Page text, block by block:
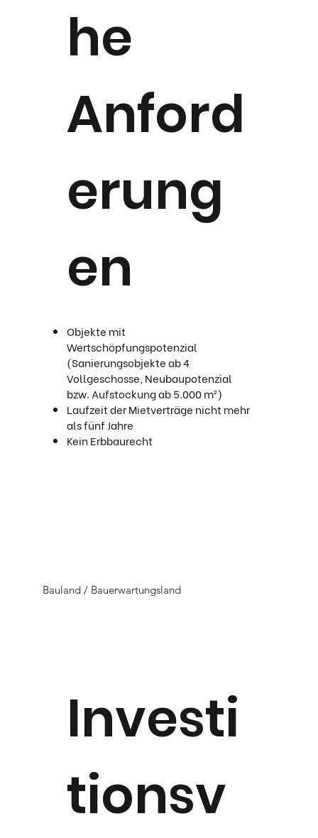
he
Anford
erung
en
Objekte mit
Wertschöpfungspotenzial
(Sanierungsobjekte ab 4
Vollgeschosse, Neubaupotenzial
bzw. Aufstockung ab 5.000 m²)
Laufzeit der Mietverträge nicht mehr
als fünf Jahre
Kein Erbbaurecht
Investi
tionsv
Bauland / Bauerwartungsland